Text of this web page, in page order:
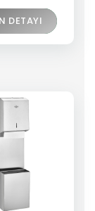
DETAYI